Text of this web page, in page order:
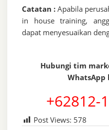
Catatan : Apabila
in house training,
dapat menyesuaikan
Hubungi tim
+62812-
Post Views: 578